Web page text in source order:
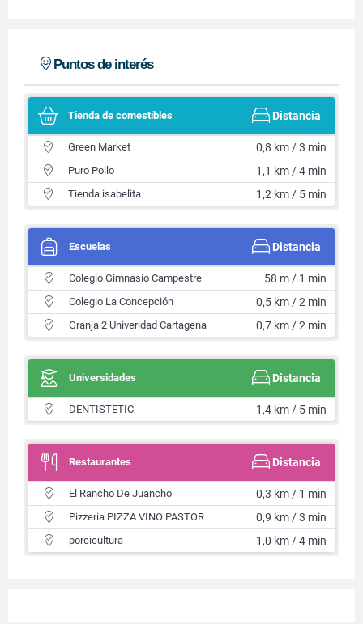
Puntos de interés
Tienda de comestibles Distancia
Green Market 0,8 km / 3 min
Puro Pollo 1,1 km / 4 min
Tienda isabelita 1,2 km / 5 min
Escuelas Distancia
Colegio Gimnasio Campestre 58 m / 1 min
Colegio La Concepción 0,5 km / 2 min
Granja 2 Univeridad Cartagena 0,7 km / 2 min
Universidades Distancia
DENTISTETIC 1,4 km / 5 min
Restaurantes Distancia
El Rancho De Juancho 0,3 km / 1 min
Pizzeria PIZZA VINO PASTOR 0,9 km / 3 min
porcicultura 1,0 km / 4 min